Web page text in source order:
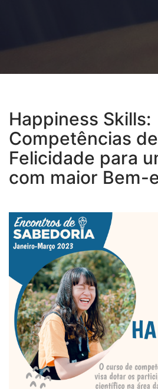
Happiness Skills:
Competências de
Felicidade para
com maior Bem-